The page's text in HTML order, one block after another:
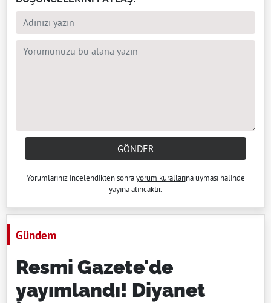
GÖNDER
Yorumlarınız incelendikten sonrayorum kurallarına uyması halinde
yayına alıncaktır.
Gündem
Resmi Gazete'de
yayımlandı! Diyanet